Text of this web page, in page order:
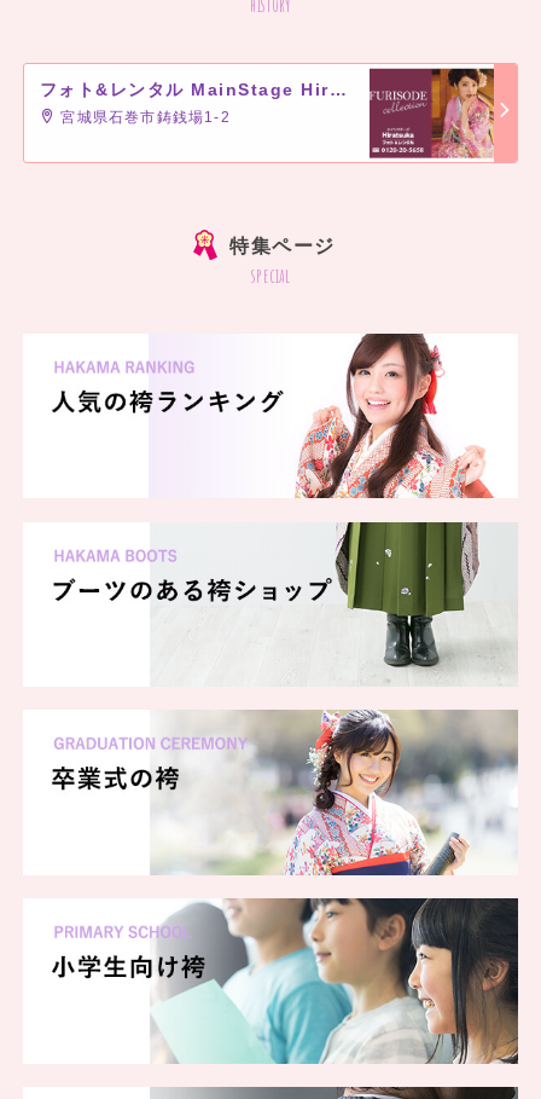
フォト&レンタル MainStage Hiratsuka
宮城県石巻市鋳銭場1-2
特集ページ
special